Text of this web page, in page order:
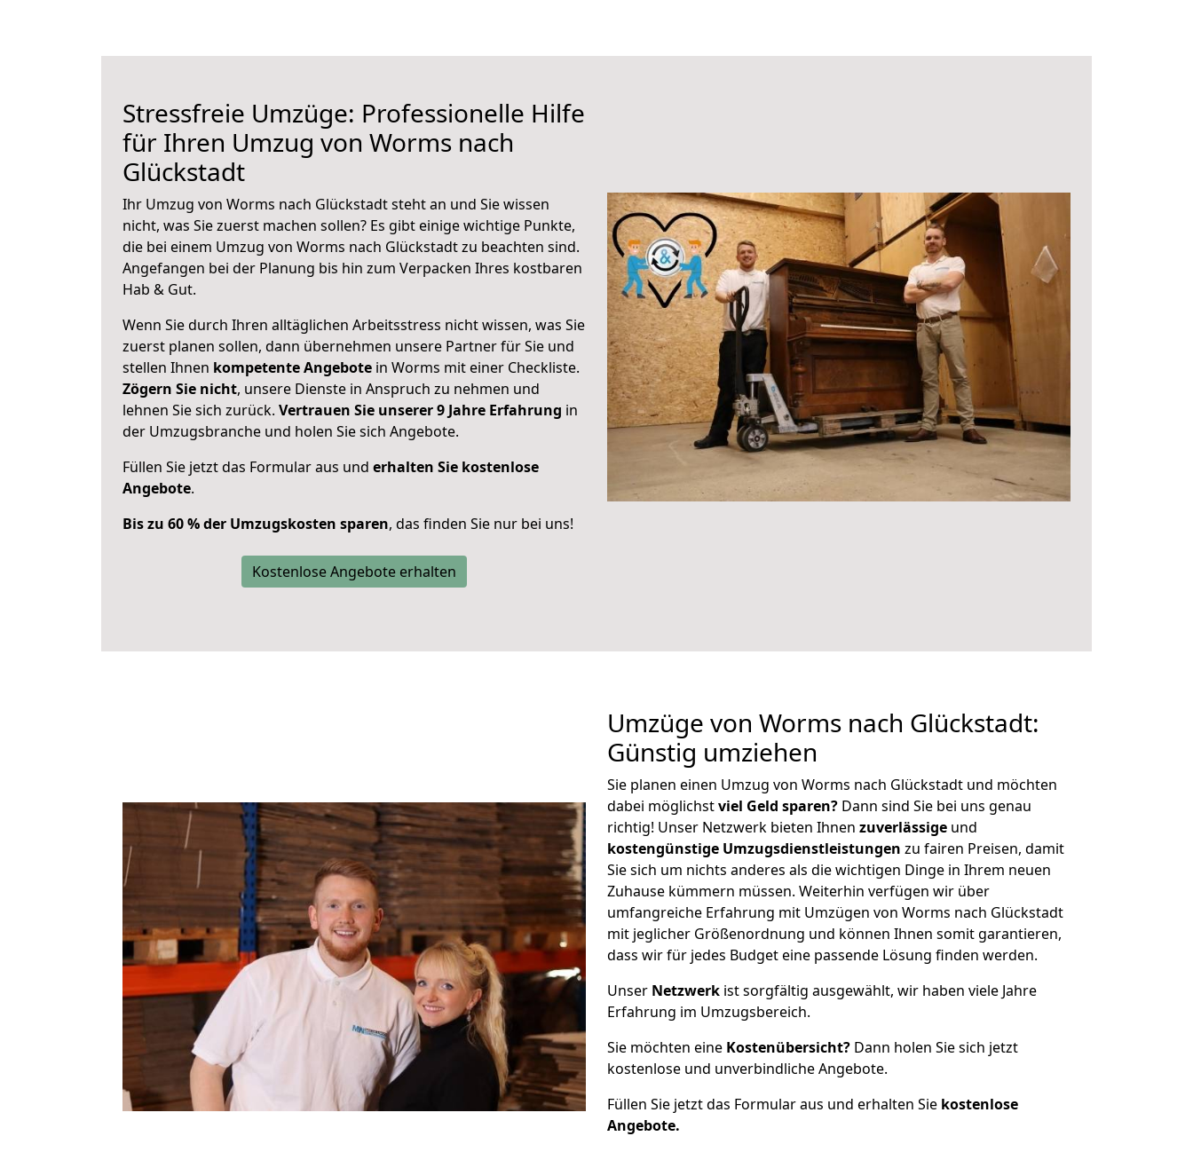
Stressfreie Umzüge: Professionelle Hilfe
für Ihren Umzug von Worms nach
Glückstadt
Ihr Umzug von Worms nach Glückstadt steht an und Sie wissen
nicht, was Sie zuerst machen sollen? Es gibt einige wichtige Punkte,
die bei einem Umzug von Worms nach Glückstadt zu beachten sind.
Angefangen bei der Planung bis hin zum Verpacken Ihres kostbaren
Hab & Gut.
Wenn Sie durch Ihren alltäglichen Arbeitsstress nicht wissen, was Sie
zuerst planen sollen, dann übernehmen unsere Partner für Sie und
stellen Ihnen kompetente Angebote in Worms mit einer Checkliste.
Zögern Sie nicht, unsere Dienste in Anspruch zu nehmen und
lehnen Sie sich zurück. Vertrauen Sie unserer 9 Jahre Erfahrung in
der Umzugsbranche und holen Sie sich Angebote.
Füllen Sie jetzt das Formular aus und erhalten Sie kostenlose
Angebote.
Bis zu 60 % der Umzugskosten sparen, das finden Sie nur bei uns!
Kostenlose Angebote erhalten
Umzüge von Worms nach Glückstadt:
Günstig umziehen
Sie planen einen Umzug von Worms nach Glückstadt und möchten
dabei möglichstviel Geld sparen? Dann sind Sie bei uns genau
richtig! Unser Netzwerk bieten Ihnen zuverlässige und
kostengünstige Umzugsdienstleistungen zu fairen Preisen, damit
Sie sich um nichts anderes als die wichtigen Dinge in Ihrem neuen
Zuhause kümmern müssen. Weiterhin verfügen wir über
umfangreiche Erfahrung mit Umzügen von Worms nach Glückstadt
mit jeglicher Größenordnung und können Ihnen somit garantieren,
dass wir für jedes Budget eine passende Lösung finden werden.
Unser Netzwerk ist sorgfältig ausgewählt, wir haben viele Jahre
Erfahrung im Umzugsbereich.
Sie möchten eine Kostenübersicht? Dann holen Sie sich jetzt
kostenlose und unverbindliche Angebote.
Füllen Sie jetzt das Formular aus und erhalten Sie kostenlose
Angebote.